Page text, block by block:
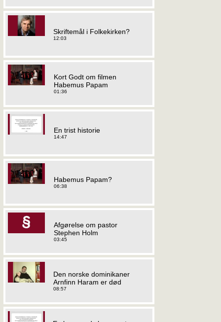
Skriftemål i Folkekirken?
12:03
Kort Godt om filmen
Habemus Papam
01:36
En trist historie
14:47
Habemus Papam?
06:38
Afgørelse om pastor
Stephen Holm
03:45
Den norske dominikaner
Arnfinn Haram er død
08:57